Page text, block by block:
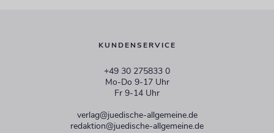
KUNDENSERVICE
+49 30 275833 0
Mo-Do 9-17 Uhr
Fr 9-14 Uhr
verlag@juedische-allgemeine.de
redaktion@juedische-allgemeine.de